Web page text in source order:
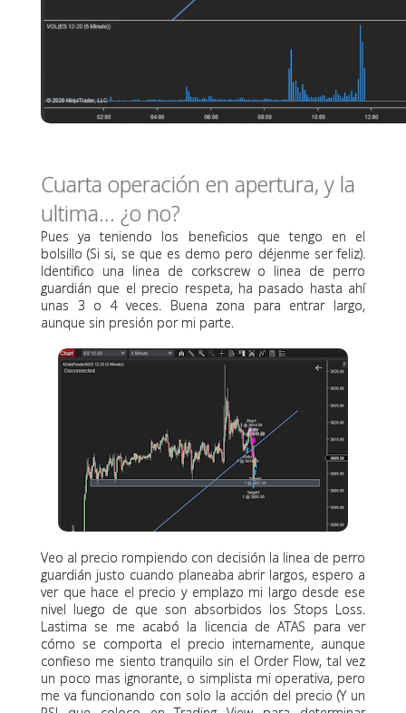
Cuarta operación en apertura, y la
ultima... ¿o no?
Pues ya teniendo los beneficios que tengo en el
bolsillo (Si si, se que es demo pero déjenme ser feliz).
Identifico una linea de corkscrew o linea de perro
guardián que el precio respeta, ha pasado hasta ahí
unas 3 o 4 veces. Buena zona para entrar largo,
aunque sin presión por mi parte.
Veo al precio rompiendo con decisión la linea de perro
guardián justo cuando planeaba abrir largos, espero a
ver que hace el precio y emplazo mi largo desde ese
nivel luego de que son absorbidos los Stops Loss.
Lastima se me acabó la licencia de ATAS para ver
cómo se comporta el precio internamente, aunque
confieso me siento tranquilo sin el Order Flow, tal vez
un poco mas ignorante, o simplista mi operativa, pero
me va funcionando con solo la acción del precio (Y un